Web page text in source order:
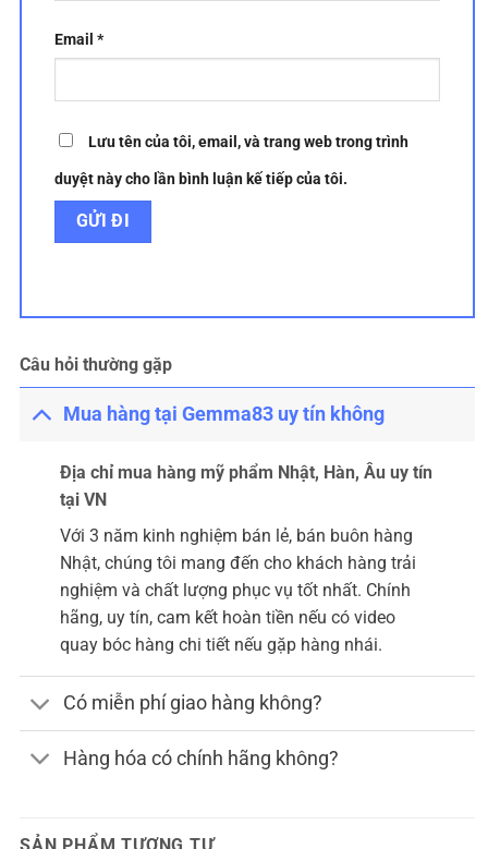
Email *
Lưu tên của tôi, email, và trang web trong trình
duyệt này cho lần bình luận kế tiếp của tôi.
Câu hỏi thường gặp
Mua hàng tại Gemma83 uy tín không
Địa chỉ mua hàng mỹ phẩm Nhật, Hàn, Âu uy tín
tại VN
Với 3 năm kinh nghiệm bán lẻ, bán buôn hàng
Nhật, chúng tôi mang đến cho khách hàng trải
nghiệm và chất lượng phục vụ tốt nhất. Chính
hãng, uy tín, cam kết hoàn tiền nếu có video
quay bóc hàng chi tiết nếu gặp hàng nhái.
Có miễn phí giao hàng không?
Hàng hóa có chính hãng không?